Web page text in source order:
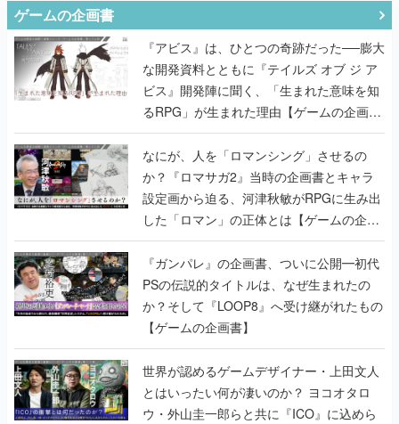
ゲームの企画書
『アビス』は、ひとつの奇跡だった──膨大
な開発資料とともに『テイルズ オブ ジ ア
ビス』開発陣に聞く、「生まれた意味を知
るRPG」が生まれた理由【ゲームの企画
書】
なにが、人を「ロマンシング」させるの
か？『ロマサガ2』当時の企画書とキャラ
設定画から迫る、河津秋敏がRPGに生み出
した「ロマン」の正体とは【ゲームの企画
書】
『ガンパレ』の企画書、ついに公開━初代
PSの伝説的タイトルは、なぜ生まれたの
か？そして『LOOP8』へ受け継がれたもの
【ゲームの企画書】
世界が認めるゲームデザイナー・上田文人
とはいったい何が凄いのか？ ヨコオタロ
ウ・外山圭一郎らと共に『ICO』に込めら